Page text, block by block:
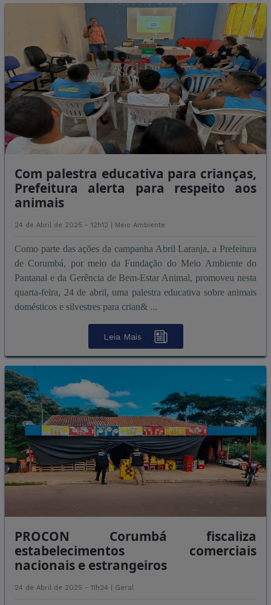
Com palestra educativa para crianças,
Prefeitura alerta para respeito aos
animais
24 de Abril de 2025 - 12h12 | Meio Ambiente
Como parte das ações da campanha Abril Laranja, a Prefeitura
de Corumbá, por meio da Fundação do Meio Ambiente do
Pantanal e da Gerência de Bem-Estar Animal, promoveu nesta
quarta-feira, 24 de abril, uma palestra educativa sobre animais
domésticos e silvestres para crian& ...
Leia Mais
PROCON Corumbá fiscaliza
estabelecimentos comerciais
nacionais e estrangeiros
24 de Abril de 2025 - 11h24 | Geral